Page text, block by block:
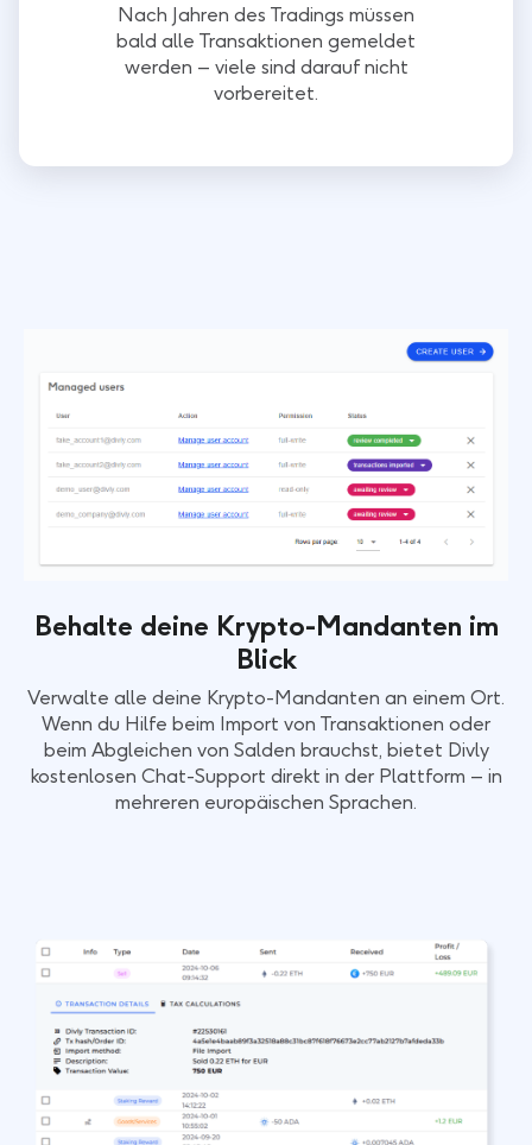
Nach Jahren des Tradings müssen
bald alle Transaktionen gemeldet
werden – viele sind darauf nicht
vorbereitet.
Behalte deine Krypto-Mandanten im
Blick
Verwalte alle deine Krypto-Mandanten an einem Ort.
Wenn du Hilfe beim Import von Transaktionen oder
beim Abgleichen von Salden brauchst, bietet Divly
kostenlosen Chat-Support direkt in der Plattform – in
mehreren europäischen Sprachen.